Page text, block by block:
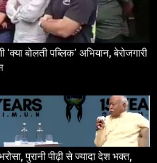
बोलती पब्लिक’ अभियान, बेरोजगारी
पुरानी पीढ़ी से ज्यादा देश भक्त,